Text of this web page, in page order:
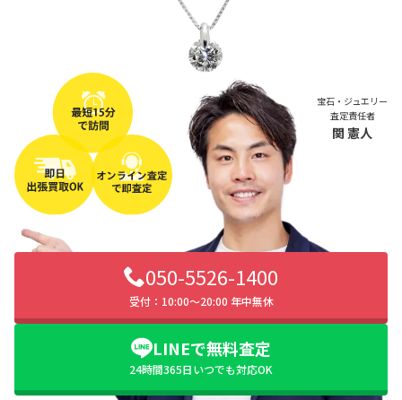
宝石・ジュエリー
査定責任者
関 憲人
050-5526-1400
受付：10:00〜20:00 年中無休
LINEで無料査定
24時間365日いつでも対応OK